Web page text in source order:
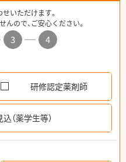
いただけます。
ので、ご安心ください。
3
4
研修認定薬剤師
（薬学生等）